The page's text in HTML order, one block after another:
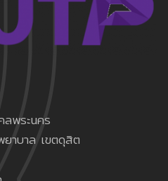
ลพระนคร
าบาล เขตดุสิต